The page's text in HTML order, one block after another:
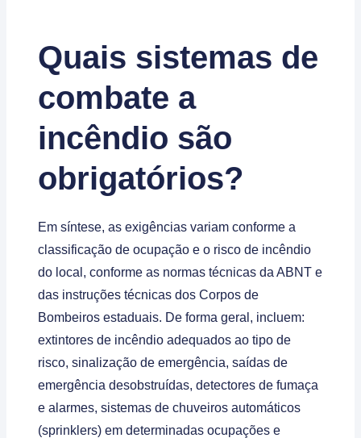
Quais sistemas de
combate a
incêndio são
obrigatórios?
Em síntese, as exigências variam conforme a
classificação de ocupação e o risco de incêndio
do local, conforme as normas técnicas da ABNT e
das instruções técnicas dos Corpos de
Bombeiros estaduais. De forma geral, incluem:
extintores de incêndio adequados ao tipo de
risco, sinalização de emergência, saídas de
emergência desobstruídas, detectores de fumaça
e alarmes, sistemas de chuveiros automáticos
(sprinklers) em determinadas ocupações e